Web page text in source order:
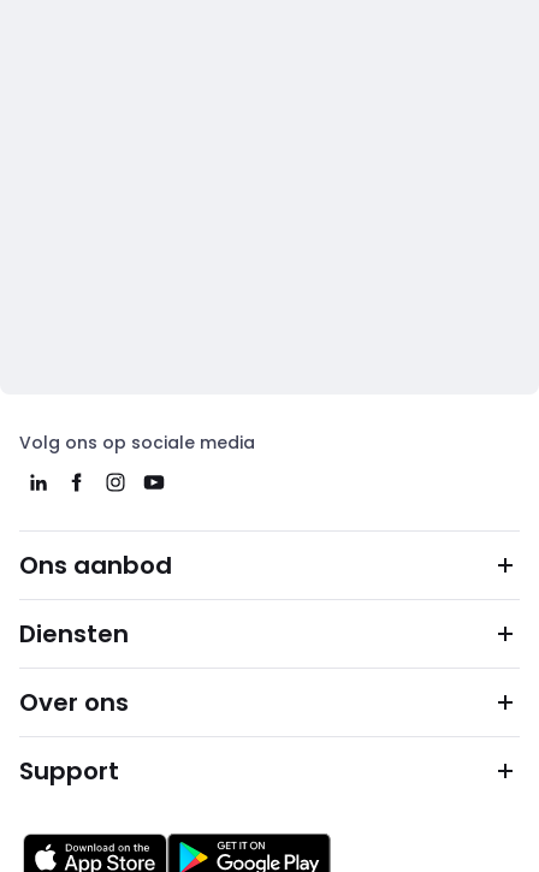
Volg ons op sociale media
Ons aanbod
Diensten
Over ons
Support